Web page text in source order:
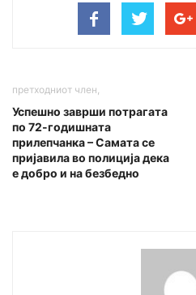
претходниот член,
Успешно заврши потрагата
по 72-годишната
прилепчанка – Самата се
пријавила во полиција дека
е добро и на безбедно